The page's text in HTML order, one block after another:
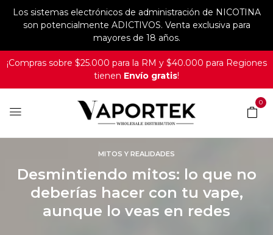
Los sistemas electrónicos de administración de NICOTINA
son potencialmente ADICTIVOS. Venta exclusiva para
mayores de 18 años.
¡Compras sobre $25.000 para la RM y $40.000 para Regiones
tienen Envío gratis!
0
MITOS Y REALIDADES
Desmintiendo mitos: lo que no
deberías hacer con tu vape,
aunque lo veas en redes